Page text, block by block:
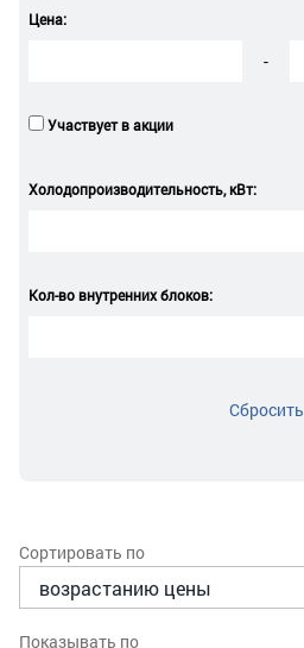
Цена:
-
Участвует в акции
Холодопроизводительность, кВт:
Кол-во внутренних блоков:
Сбросить
Сортировать по
Показывать по